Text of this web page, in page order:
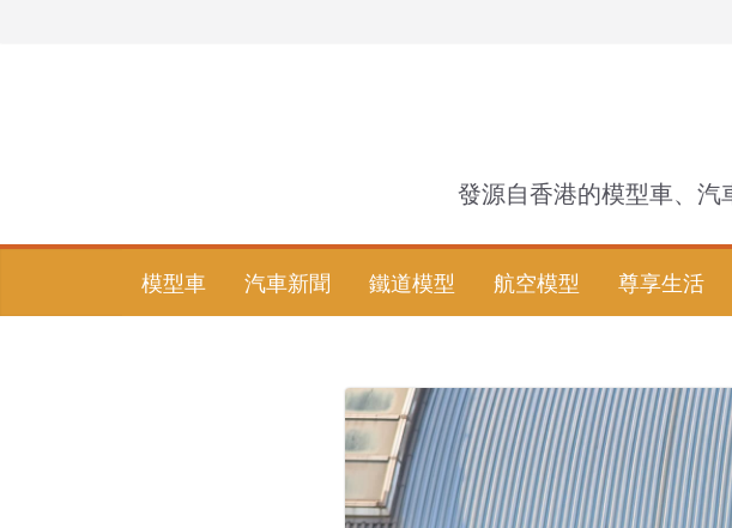
發源自香港的模型車、
模型車 汽車新聞 鐵道模型 航空模型 尊享生活